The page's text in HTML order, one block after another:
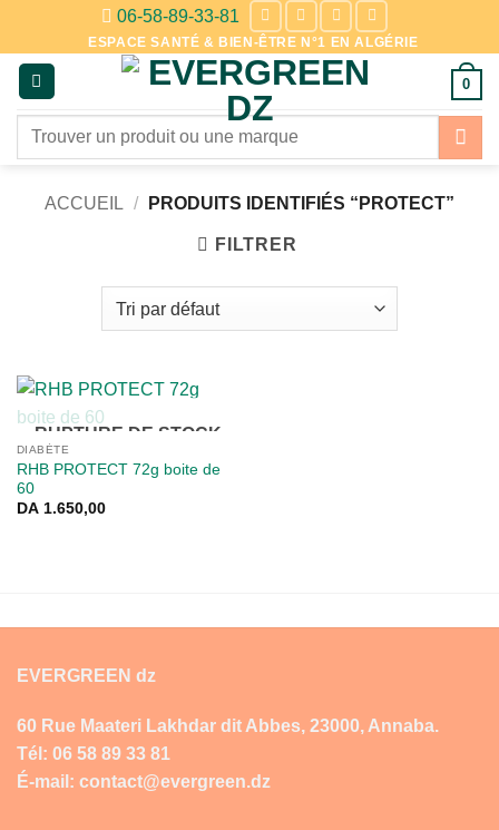
contenu
06-58-89-33-81
ESPACE SANTÉ & BIEN-ÊTRE N°1 EN ALGÉRIE
0
Recherche
ACCUEIL / PRODUITS IDENTIFIÉS “PROTECT”
FILTRER
RUPTURE DE STOCK
DIABÈTE
RHB PROTECT 72g boite de
60
DA1.650,00
EVERGREEN dz
60 Rue Maateri Lakhdar dit Abbes, 23000, Annaba.
Tél: 06 58 89 33 81
É-mail: contact@evergreen.dz